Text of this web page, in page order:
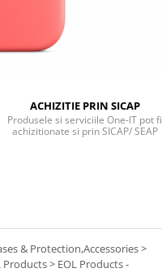
ACHIZITIE PRIN SICAP
Produsele si serviciile One-IT pot fi
achizitionate si prin SICAP/ SEAP
& Protection,Accessories >
Products > EOL Products -